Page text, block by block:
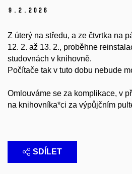
9. 2. 2026
Z úterý na středu, a ze čtvrtka na
12. 2. až 13. 2., proběhne
studovnách v knihovně.
Počítače tak v tuto dobu nebude
Omlouváme se za komplikace, v
na knihovníka*ci za výpůjčním
SDÍLET